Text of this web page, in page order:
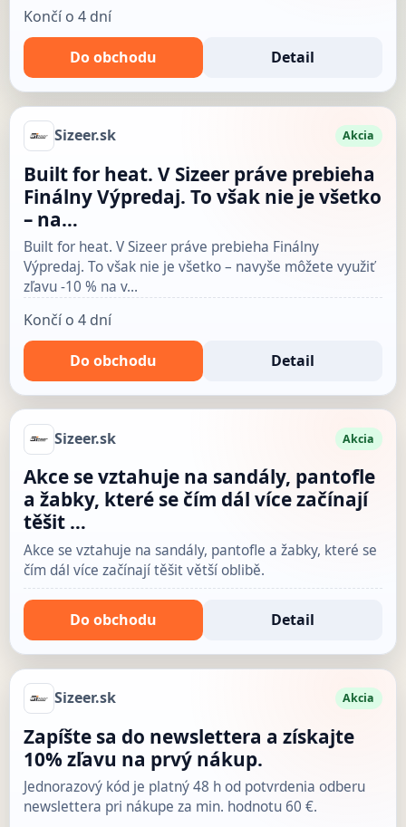
Končí o 4 dní
Do obchodu Detail
Sizeer.sk Akcia
Built for heat. V Sizeer práve prebieha
Finálny Výpredaj. To však nie je všetko
– na…
Built for heat. V Sizeer práve prebieha Finálny
Výpredaj. To však nie je všetko – navyše môžete využiť
zľavu -10 % na v…
Končí o 4 dní
Do obchodu Detail
Sizeer.sk Akcia
Akce se vztahuje na sandály, pantofle
a žabky, které se čím dál více začínají
těšit …
Akce se vztahuje na sandály, pantofle a žabky, které se
čím dál více začínají těšit větší oblibě.
Do obchodu Detail
Sizeer.sk Akcia
Zapíšte sa do newslettera a získajte
10% zľavu na prvý nákup.
Jednorazový kód je platný 48 h od potvrdenia odberu
newslettera pri nákupe za min. hodnotu 60 €.